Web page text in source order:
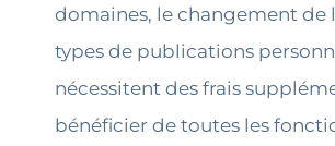
domaines, le changement de
types de publications
nécessitent des frais
bénéficier de toutes les